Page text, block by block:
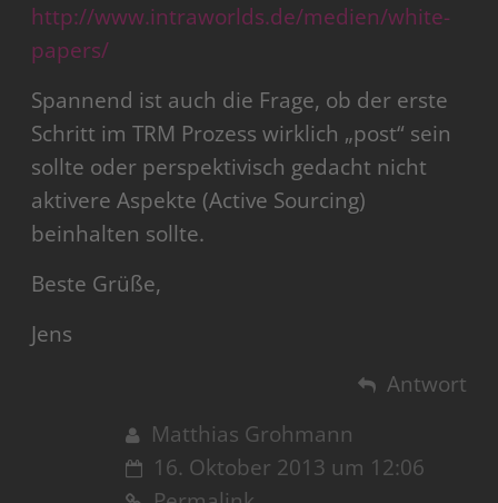
http://www.intraworlds.de/medien/white-
papers/
Spannend ist auch die Frage, ob der erste
Schritt im TRM Prozess wirklich „post“ sein
sollte oder perspektivisch gedacht nicht
aktivere Aspekte (Active Sourcing)
beinhalten sollte.
Beste Grüße,
Jens
Antwort
Matthias Grohmann
16. Oktober 2013 um 12:06